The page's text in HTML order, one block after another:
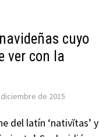
cuyo
ver con la
de 2015
del latín ‘nativĭtas’ y